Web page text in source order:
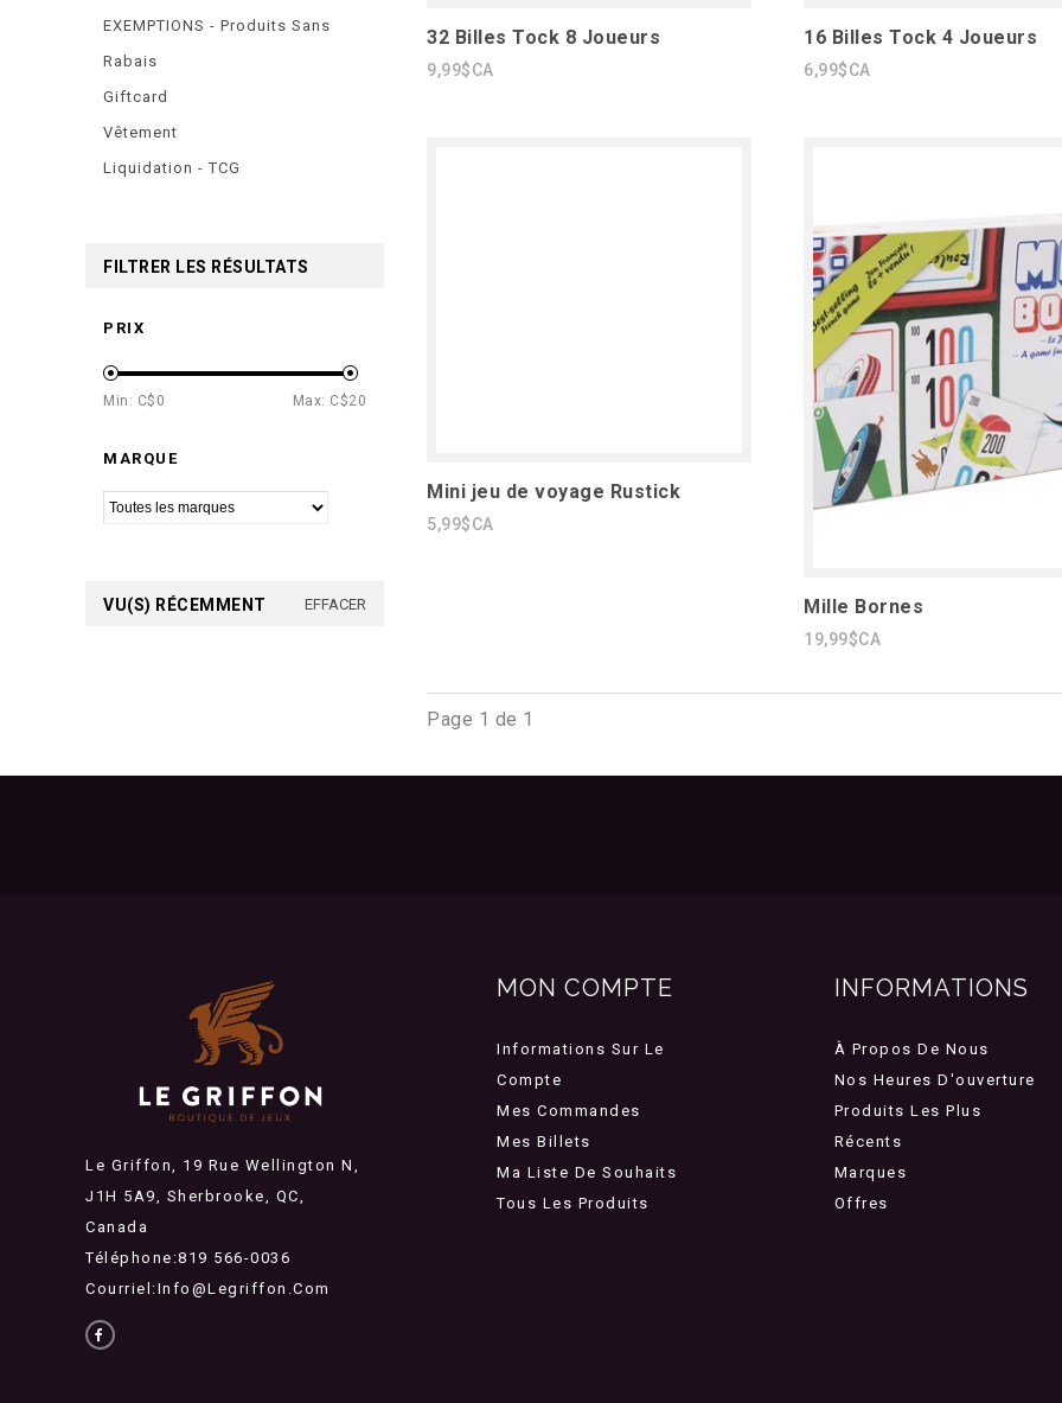
32 Billes Tock 8 Joueurs
9,99$CA
16 Billes Tock 4 Joueurs
6,99$CA
Mini jeu de voyage Rustick
5,99$CA
Mille Bornes
19,99$CA
Page 1 de 1
EXEMPTIONS - Produits Sans
Rabais
Giftcard
Vêtement
Liquidation - TCG
FILTRER LES RÉSULTATS
PRIX
Min: C$ 0 Max: C$20
MARQUE
VU(S) RÉCEMMENT EFFACER
Le Griffon, 19 Rue Wellington N,
J1H 5A9, Sherbrooke, QC,
Canada
Téléphone:819 566-0036
Courriel:Info@legriffon.com
MON COMPTE
Informations Sur Le
Compte
Mes Commandes
Mes Billets
Ma Liste De Souhaits
Tous Les Produits
INFORMATIONS
À Propos De Nous
Nos Heures D'ouverture
Produits Les Plus
Récents
Marques
Offres